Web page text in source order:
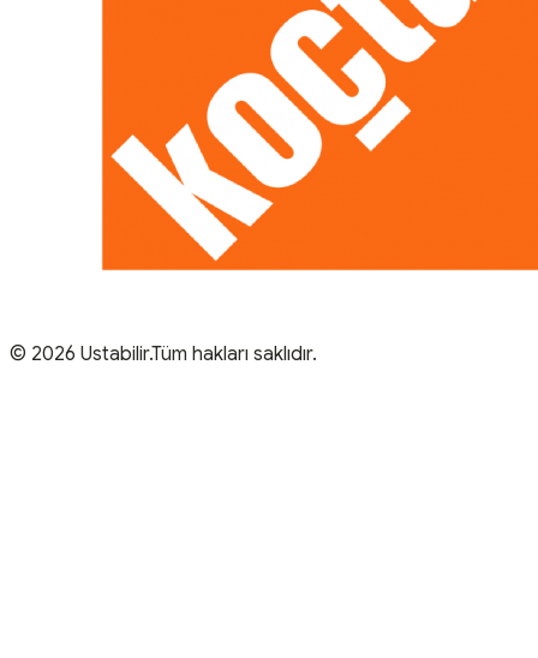
© 2026 Ustabilir.Tüm hakları saklıdır.